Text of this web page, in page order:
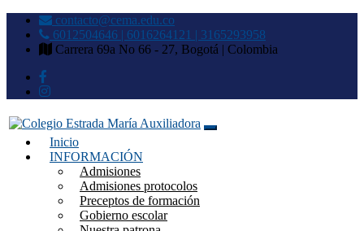
contacto@cema.edu.co
6012504646 | 6016264121 | 3165293958
Carrera 69a No 66 - 27, Bogotá | Colombia
Colegio Estrada María
Auxiliadora
Inicio
INFORMACIÓN
Admisiones
Admisiones protocolos
Preceptos de formación
Gobierno escolar